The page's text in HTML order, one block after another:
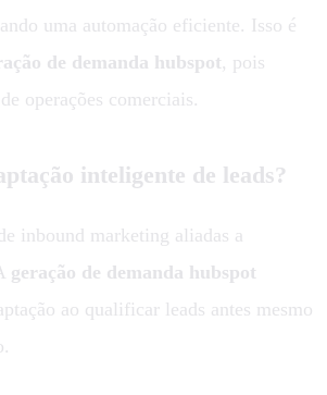
uma automação eficiente. Isso é
de demanda hubspot, pois
operações comerciais.
inteligente de leads?
inbound marketing aliadas a
geração de demanda hubspot
ao qualificar leads antes mesmo